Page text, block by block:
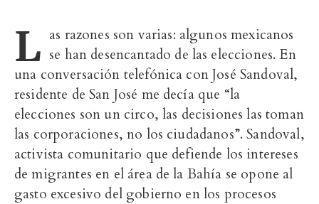
L as razones son varias: algunos mexicanos
se han desencantado de las elecciones. En
una conversación telefónica con José Sandoval,
residente de San José me decía que “la
elecciones son un circo, las decisiones las toman
las corporaciones, no los ciudadanos”. Sandoval,
activista comunitario que defiende los intereses
de migrantes en el área de la Bahía se opone al
gasto excesivo del gobierno en los procesos